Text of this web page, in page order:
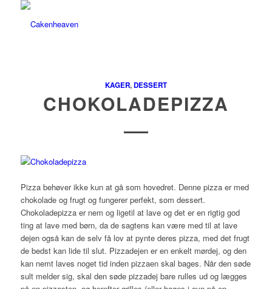
KAGER,DESSERT
CHOKOLADEPIZZA
Pizza behøver ikke kun at gå som hovedret. Denne pizza er med
chokolade og frugt og fungerer perfekt, som dessert.
Chokoladepizza er nem og ligetil at lave og det er en rigtig god
ting at lave med børn, da de sagtens kan være med til at lave
dejen også kan de selv få lov at pynte deres pizza, med det frugt
de bedst kan lide til slut. Pizzadejen er en enkelt mørdej, og den
kan nemt laves noget tid inden pizzaen skal bages. Når den søde
sult melder sig, skal den søde pizzadej bare rulles ud og lægges